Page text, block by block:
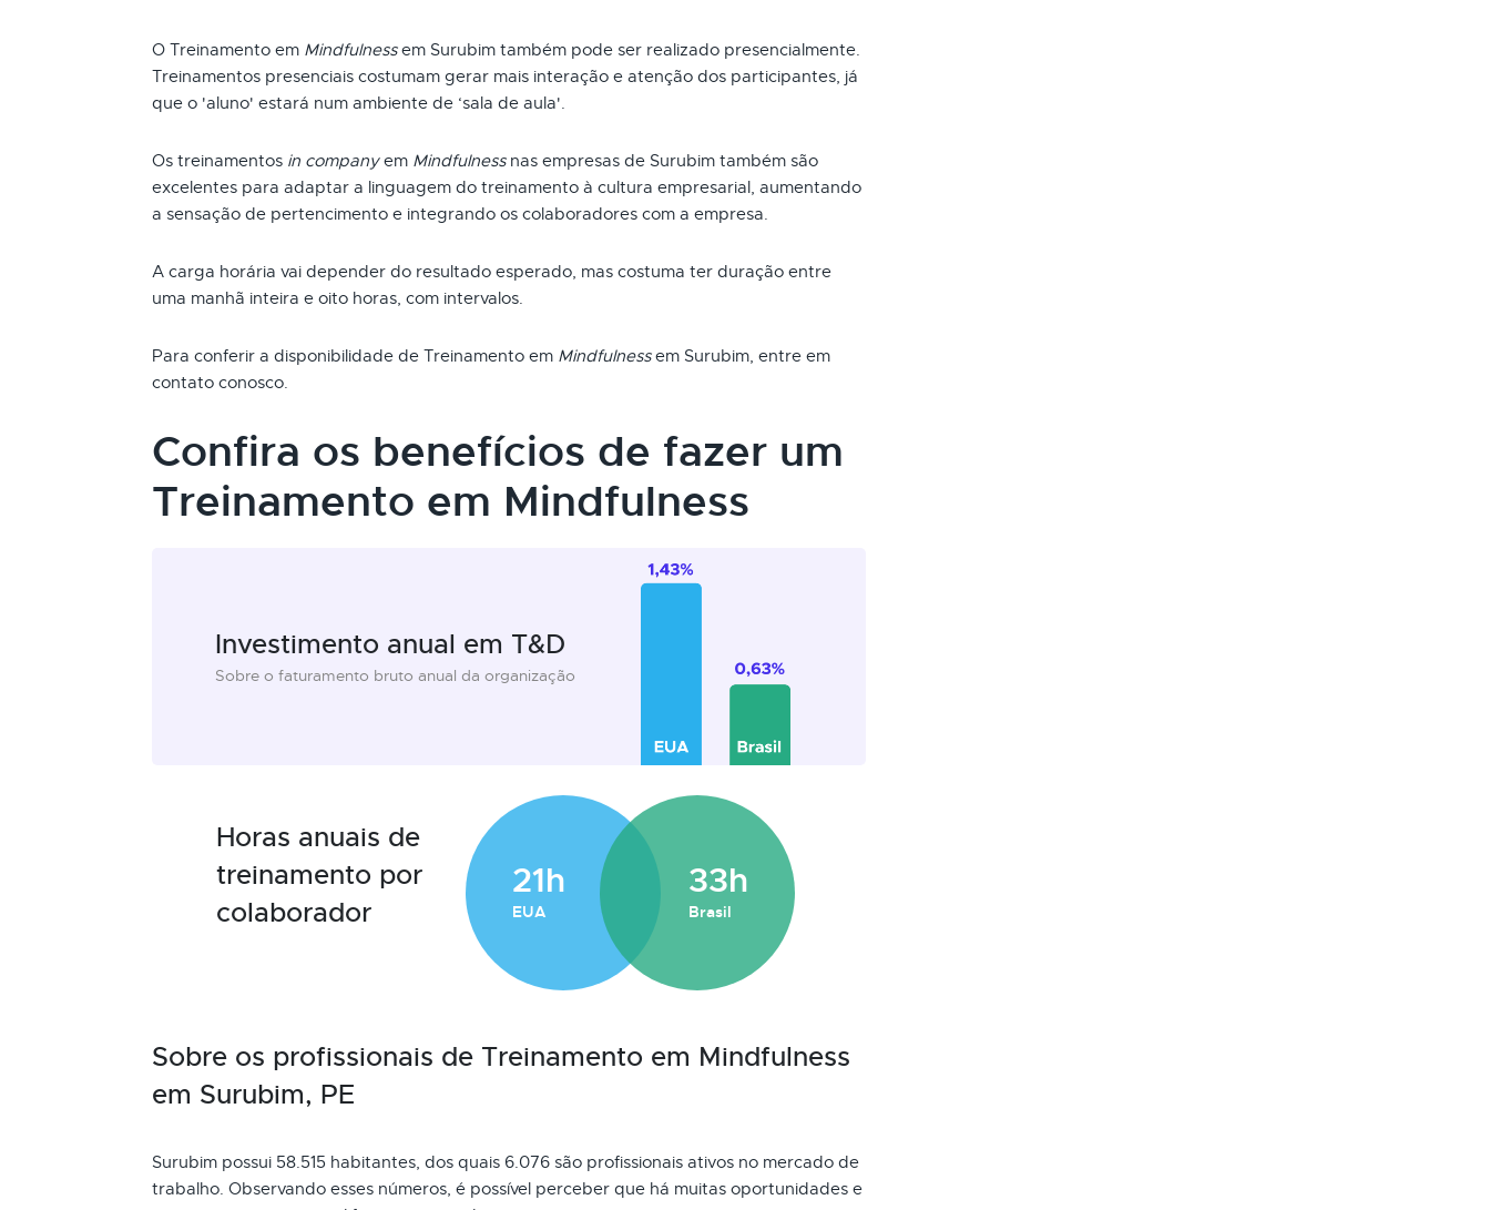
O Treinamento em Mindfulnessem Surubim também pode ser realizado presencialmente.
Treinamentos presenciais costumam gerar mais interação e atenção dos participantes, já
que o 'aluno' estará num ambiente de ‘sala de aula'.
Os treinamentos in companyem Mindfulnessnas empresas de Surubim também são
excelentes para adaptar a linguagem do treinamento à cultura empresarial, aumentando
a sensação de pertencimento e integrando os colaboradores com a empresa.
A carga horária vai depender do resultado esperado, mas costuma ter duração entre
uma manhã inteira e oito horas, com intervalos.
Para conferir a disponibilidade de Treinamento em Mindfulnessem Surubim, entre em
contato conosco.
Confira os benefícios de fazer um
Treinamento em Mindfulness
Investimento anual em T&D
Sobre o faturamento bruto anual da organização
Horas anuais de
treinamento por
colaborador
21h
EUA
33h
Brasil
Sobre os profissionais de Treinamento em Mindfulness
em Surubim, PE
Surubim possui 58.515 habitantes, dos quais 6.076 são profissionais ativos no mercado de
trabalho. Observando esses números, é possível perceber que há muitas oportunidades e